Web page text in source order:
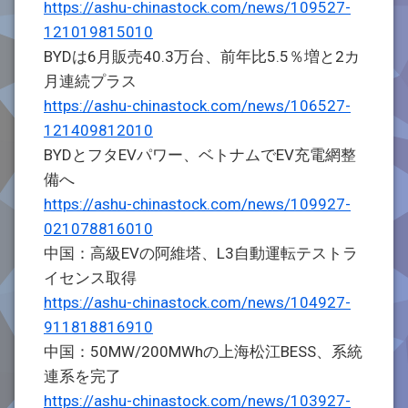
https://ashu-chinastock.com/news/109527-
121019815010
BYDは6月販売40.3万台、前年比5.5％増と2カ
月連続プラス
https://ashu-chinastock.com/news/106527-
121409812010
BYDとフタEVパワー、ベトナムでEV充電網整
備へ
https://ashu-chinastock.com/news/109927-
021078816010
中国：高級EVの阿維塔、L3自動運転テストラ
イセンス取得
https://ashu-chinastock.com/news/104927-
911818816910
中国：50MW/200MWhの上海松江BESS、系統
連系を完了
https://ashu-chinastock.com/news/103927-